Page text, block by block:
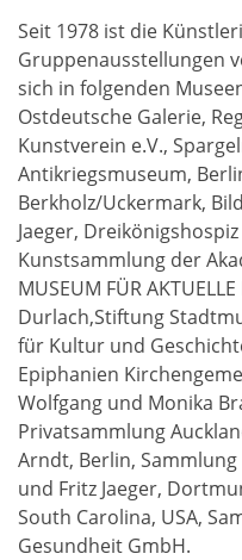
Seit 1978 ist die
Gruppenausstellungen
sich in folgenden
Ostdeutsche Galerie,
Kunstverein e.V.,
Antikriegsmuseum,
Berkholz/Uckermark,
Jaeger,
Kunstsammlung der
MUSEUM FÜR
Durlach,Stiftung
für Kultur und
Epiphanien
Wolfgang und Monika
Privatsammlung
Arndt, Berlin,
und Fritz Jaeger,
South Carolina, USA,
Gesundheit GmbH.